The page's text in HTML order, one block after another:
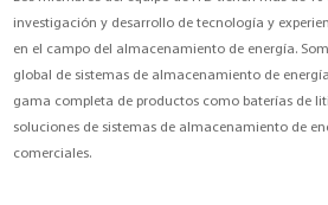
investigación y desarrollo de tecnología y
en el campo del almacenamiento de energía.
global de sistemas de almacenamiento de
gama completa de productos como baterías de
soluciones de sistemas de almacenamiento de
comerciales.